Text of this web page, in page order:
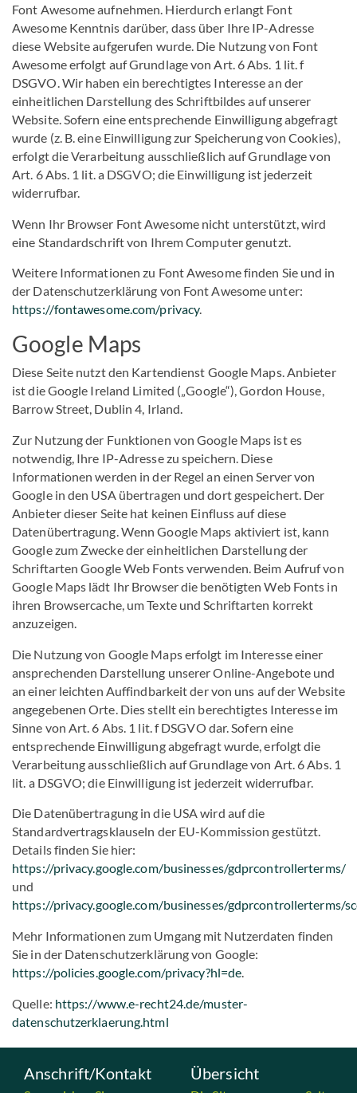
Font Awesome aufnehmen. Hierdurch erlangt Font
Awesome Kenntnis darüber, dass über Ihre IP-Adresse
diese Website aufgerufen wurde. Die Nutzung von Font
Awesome erfolgt auf Grundlage von Art. 6 Abs. 1 lit. f
DSGVO. Wir haben ein berechtigtes Interesse an der
einheitlichen Darstellung des Schriftbildes auf unserer
Website. Sofern eine entsprechende Einwilligung abgefragt
wurde (z. B. eine Einwilligung zur Speicherung von Cookies),
erfolgt die Verarbeitung ausschließlich auf Grundlage von
Art. 6 Abs. 1 lit. a DSGVO; die Einwilligung ist jederzeit
widerrufbar.
Wenn Ihr Browser Font Awesome nicht unterstützt, wird
eine Standardschrift von Ihrem Computer genutzt.
Weitere Informationen zu Font Awesome finden Sie und in
der Datenschutzerklärung von Font Awesome unter:
https://fontawesome.com/privacy.
Google Maps
Diese Seite nutzt den Kartendienst Google Maps. Anbieter
ist die Google Ireland Limited („Google“), Gordon House,
Barrow Street, Dublin 4, Irland.
Zur Nutzung der Funktionen von Google Maps ist es
notwendig, Ihre IP-Adresse zu speichern. Diese
Informationen werden in der Regel an einen Server von
Google in den USA übertragen und dort gespeichert. Der
Anbieter dieser Seite hat keinen Einfluss auf diese
Datenübertragung. Wenn Google Maps aktiviert ist, kann
Google zum Zwecke der einheitlichen Darstellung der
Schriftarten Google Web Fonts verwenden. Beim Aufruf von
Google Maps lädt Ihr Browser die benötigten Web Fonts in
ihren Browsercache, um Texte und Schriftarten korrekt
anzuzeigen.
Die Nutzung von Google Maps erfolgt im Interesse einer
ansprechenden Darstellung unserer Online-Angebote und
an einer leichten Auffindbarkeit der von uns auf der Website
angegebenen Orte. Dies stellt ein berechtigtes Interesse im
Sinne von Art. 6 Abs. 1 lit. f DSGVO dar. Sofern eine
entsprechende Einwilligung abgefragt wurde, erfolgt die
Verarbeitung ausschließlich auf Grundlage von Art. 6 Abs. 1
lit. a DSGVO; die Einwilligung ist jederzeit widerrufbar.
Die Datenübertragung in die USA wird auf die
Standardvertragsklauseln der EU-Kommission gestützt.
Details finden Sie hier:
https://privacy.google.com/businesses/gdprcontrollerterms/
und
https://privacy.google.com/businesses/gdprcontrollerterms/
Mehr Informationen zum Umgang mit Nutzerdaten finden
Sie in der Datenschutzerklärung von Google:
https://policies.google.com/privacy?hl=de.
Quelle: https://www.e-recht24.de/muster-
datenschutzerklaerung.html
Anschrift/Kontakt Übersicht